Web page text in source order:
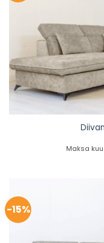
Maksa
-15%